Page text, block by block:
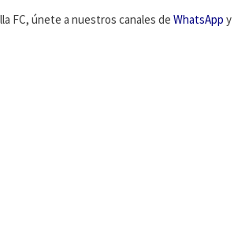
FC, únete a nuestros canales de WhatsApp y